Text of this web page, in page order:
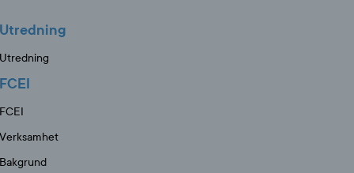
Utredning
Utredning
FCEI
FCEI
Verksamhet
Bakgrund